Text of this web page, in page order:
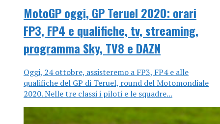
MotoGP oggi, GP Teruel 2020: orari
FP3, FP4 e qualifiche, tv, streaming,
programma Sky, TV8 e DAZN
Oggi, 24 ottobre, assisteremo a FP3, FP4 e alle
qualifiche del GP di Teruel, round del Motomondiale
2020. Nelle tre classi i piloti e le squadre...